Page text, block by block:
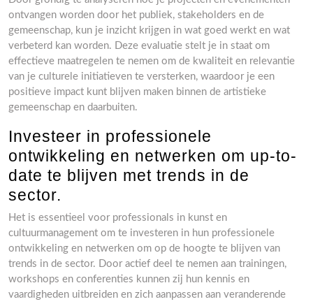
ontvangen worden door het publiek, stakeholders en de
gemeenschap, kun je inzicht krijgen in wat goed werkt en wat
verbeterd kan worden. Deze evaluatie stelt je in staat om
effectieve maatregelen te nemen om de kwaliteit en relevantie
van je culturele initiatieven te versterken, waardoor je een
positieve impact kunt blijven maken binnen de artistieke
gemeenschap en daarbuiten.
Investeer in professionele
ontwikkeling en netwerken om up-to-
date te blijven met trends in de
sector.
Het is essentieel voor professionals in kunst en
cultuurmanagement om te investeren in hun professionele
ontwikkeling en netwerken om op de hoogte te blijven van
trends in de sector. Door actief deel te nemen aan trainingen,
workshops en conferenties kunnen zij hun kennis en
vaardigheden uitbreiden en zich aanpassen aan veranderende